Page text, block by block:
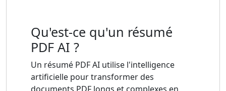
Qu'est-ce qu'un résumé
PDF AI ?
Un résumé PDF AI utilise l'intelligence
artificielle pour transformer des